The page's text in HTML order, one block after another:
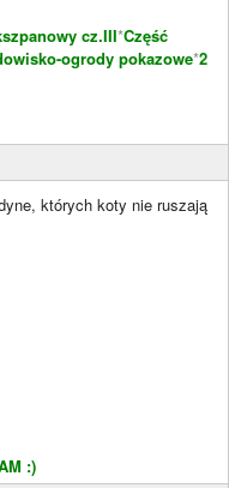
cz.III*Część
ogrody pokazowe*2
których koty nie ruszają
:)